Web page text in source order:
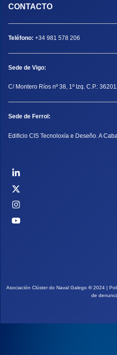
CONTACTO
Teléfono: +34 981 578 206
Sede de Vigo:
C/ Montero Ríos nº 38, 1º Izq. C.P.:
Sede de Ferrol:
Edificio CIS Tecnoloxía e Deseño. A
Asociación Clúster do Naval Galego ©2024 |
de